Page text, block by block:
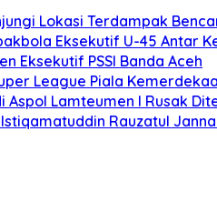
Lokasi Terdampak
Eksekutif U-45 Antar
Eksekutif PSSI Banda Aceh
League Piala
Aspol Lamteumen I Rusak
Rauzatul